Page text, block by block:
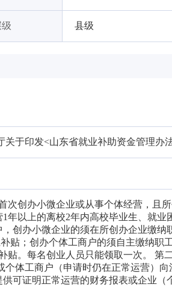
县级
于印发<山东省就业补助资金管理办
次创办小微企业或从事个体经营，且
以上的离校2年内高校毕业生、就业
创办小微企业的须在所创办企业缴纳
贴；创办个体工商户的须自主缴纳职
贴。每名创业人员只能领取一次。 第
体工商户（申请时仍在正常运营）向
可证明正常运营的财务报表或企业（